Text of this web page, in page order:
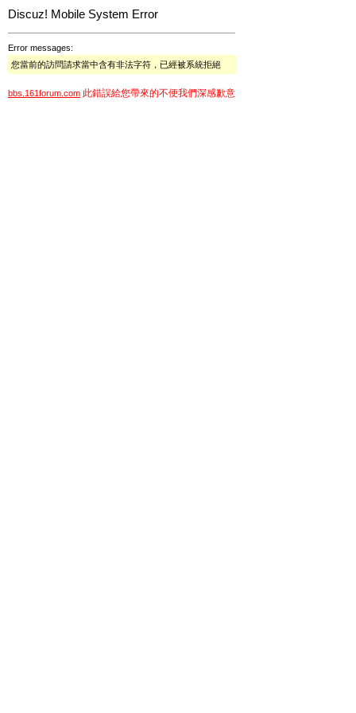
Discuz! Mobile System Error
Error messages:
您當前的訪問請求當中含有非法字符，已經被系統拒絕
bbs.161forum.com 此錯誤給您帶來的不便我們深感歉意